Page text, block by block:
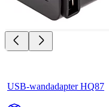
USB-wandadapter HQ87